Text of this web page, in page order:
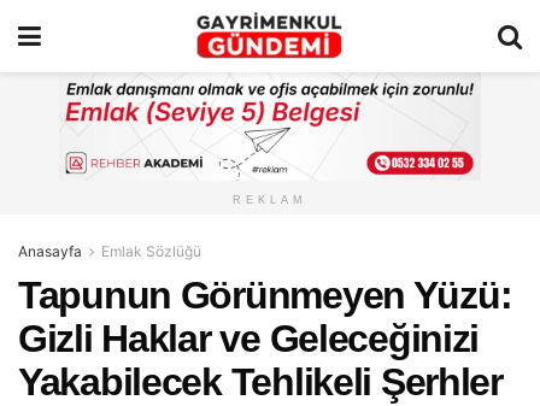
REKLAM
Anasayfa Emlak Sözlüğü
Tapunun Görünmeyen Yüzü:
Gizli Haklar ve Geleceğinizi
Yakabilecek Tehlikeli Şerhler